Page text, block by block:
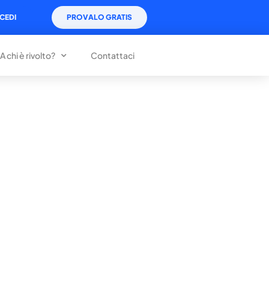
PROVALO GRATIS
A chi è rivolto? Contattaci